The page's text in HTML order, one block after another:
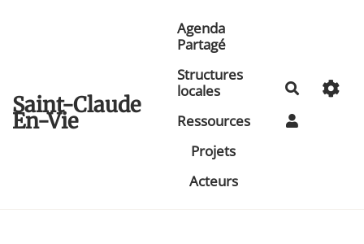
Saint-Claude
En-Vie
Agenda
Partagé
Structures
locales
Ressources
Projets
Acteurs